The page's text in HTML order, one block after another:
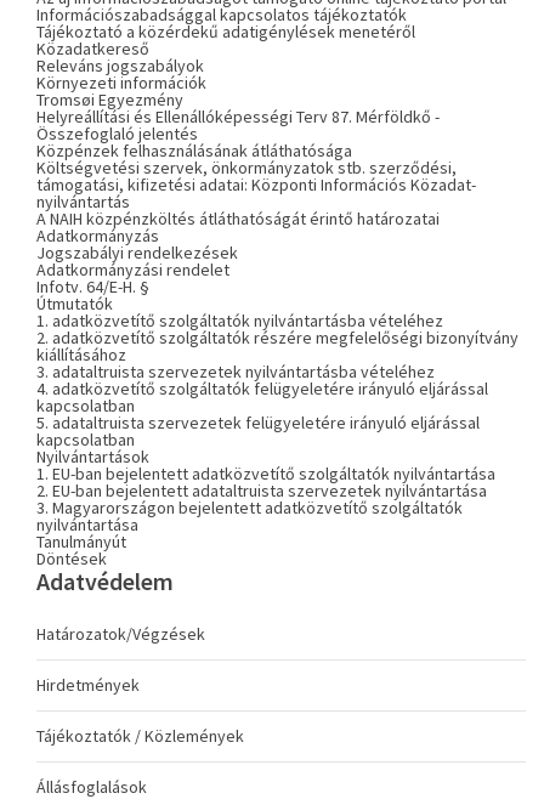
Információszabadsággal kapcsolatos tájékoztatók
Tájékoztató a közérdekű adatigénylések menetéről
Közadatkereső
Releváns jogszabályok
Környezeti információk
Tromsøi Egyezmény
Helyreállítási és Ellenállóképességi Terv 87. Mérföldkő -
Összefoglaló jelentés
Közpénzek felhasználásának átláthatósága
Költségvetési szervek, önkormányzatok stb. szerződési,
támogatási, kifizetési adatai: Központi Információs Közadat-
nyilvántartás
A NAIH közpénzköltés átláthatóságát érintő határozatai
Adatkormányzás
Jogszabályi rendelkezések
Adatkormányzási rendelet
Infotv. 64/E-H. §
Útmutatók
1. adatközvetítő szolgáltatók nyilvántartásba vételéhez
2. adatközvetítő szolgáltatók részére megfelelőségi bizonyítvány
kiállításához
3. adataltruista szervezetek nyilvántartásba vételéhez
4. adatközvetítő szolgáltatók felügyeletére irányuló eljárással
kapcsolatban
5. adataltruista szervezetek felügyeletére irányuló eljárással
kapcsolatban
Nyilvántartások
1. EU-ban bejelentett adatközvetítő szolgáltatók nyilvántartása
2. EU-ban bejelentett adataltruista szervezetek nyilvántartása
3. Magyarországon bejelentett adatközvetítő szolgáltatók
nyilvántartása
Tanulmányút
Döntések
Adatvédelem
Határozatok/Végzések
Hirdetmények
Tájékoztatók / Közlemények
Állásfoglalások